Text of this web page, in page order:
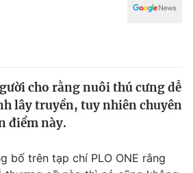
cho rằng nuôi thú cưng dễ
lây truyền, tuy nhiên chuyên
điểm này.
bố trên tạp chí PLO ONE rằng